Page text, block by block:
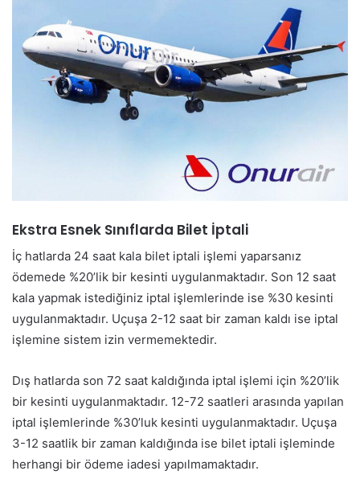
Ekstra Esnek Sınıflarda Bilet İptali
İç hatlarda 24 saat kala bilet iptali işlemi yaparsanız
ödemede %20’lik bir kesinti uygulanmaktadır. Son 12 saat
kala yapmak istediğiniz iptal işlemlerinde ise %30 kesinti
uygulanmaktadır. Uçuşa 2-12 saat bir zaman kaldı ise iptal
işlemine sistem izin vermemektedir.
Dış hatlarda son 72 saat kaldığında iptal işlemi için %20’lik
bir kesinti uygulanmaktadır. 12-72 saatleri arasında yapılan
iptal işlemlerinde %30’luk kesinti uygulanmaktadır. Uçuşa
3-12 saatlik bir zaman kaldığında ise bilet iptali işleminde
herhangi bir ödeme iadesi yapılmamaktadır.